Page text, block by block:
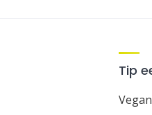
Tip